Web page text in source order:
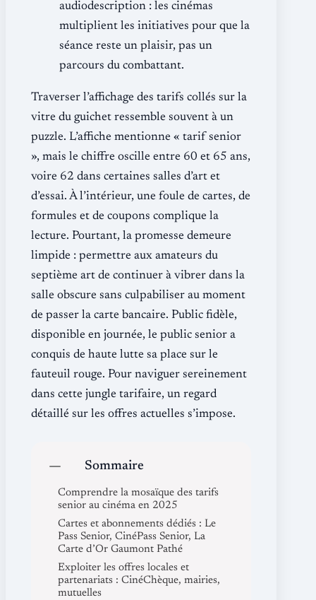
audiodescription : les cinémas
multiplient les initiatives pour que la
séance reste un plaisir, pas un
parcours du combattant.
Traverser l’affichage des tarifs collés sur la
vitre du guichet ressemble souvent à un
puzzle. L’affiche mentionne « tarif senior
», mais le chiffre oscille entre 60 et 65 ans,
voire 62 dans certaines salles d’art et
d’essai. À l’intérieur, une foule de cartes, de
formules et de coupons complique la
lecture. Pourtant, la promesse demeure
limpide : permettre aux amateurs du
septième art de continuer à vibrer dans la
salle obscure sans culpabiliser au moment
de passer la carte bancaire. Public fidèle,
disponible en journée, le public senior a
conquis de haute lutte sa place sur le
fauteuil rouge. Pour naviguer sereinement
dans cette jungle tarifaire, un regard
détaillé sur les offres actuelles s’impose.
Sommaire
Comprendre la mosaïque des tarifs
senior au cinéma en 2025
Cartes et abonnements dédiés : Le
Pass Senior, CinéPass Senior, La
Carte d’Or Gaumont Pathé
Exploiter les offres locales et
partenariats : CinéChèque, mairies,
mutuelles